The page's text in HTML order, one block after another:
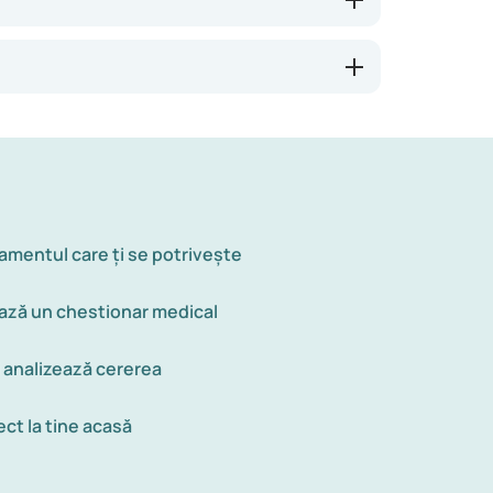
care ți se potrivește
un chestionar medical
cererea
la tine acasă